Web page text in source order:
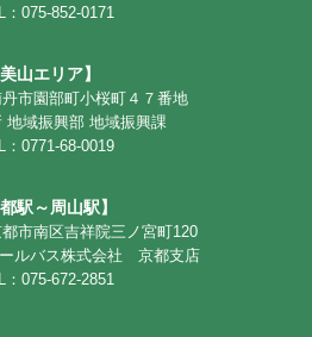
：075-852-0171
美山エリア】
市園部町小桜町４７番地
地域振興部 地域振興課
：0771-68-0019
都駅～周山駅】
市南区吉祥院三ノ宮町120
ルバス株式会社 京都支店
：075-672-2851